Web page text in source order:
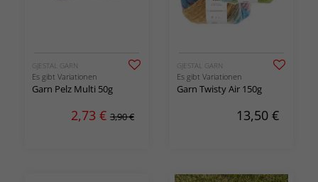
GJESTAL GARN
Es gibt Variationen
Garn Pelz Multi 50g
2,73 € 3,90 €
GJESTAL GARN
Es gibt Variationen
Garn Twisty Air 150g
13,50 €